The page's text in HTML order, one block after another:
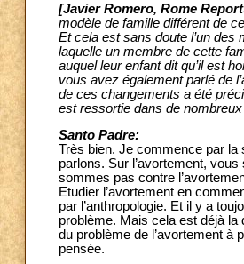
[Javier Romero, Rome
modèle de famille différent de
Et cela est sans doute l’un des
laquelle un membre de cette
auquel leur enfant dit qu’il est
vous avez également parlé de
de ces changements a été
est ressortie dans de
Santo Padre:
Très bien. Je commence par
parlons. Sur l’avortement,
sommes pas contre
Etudier l’avortement en
par l’anthropologie. Et il y a
problème. Mais cela est déjà
du problème de l’avortement à
pensée.